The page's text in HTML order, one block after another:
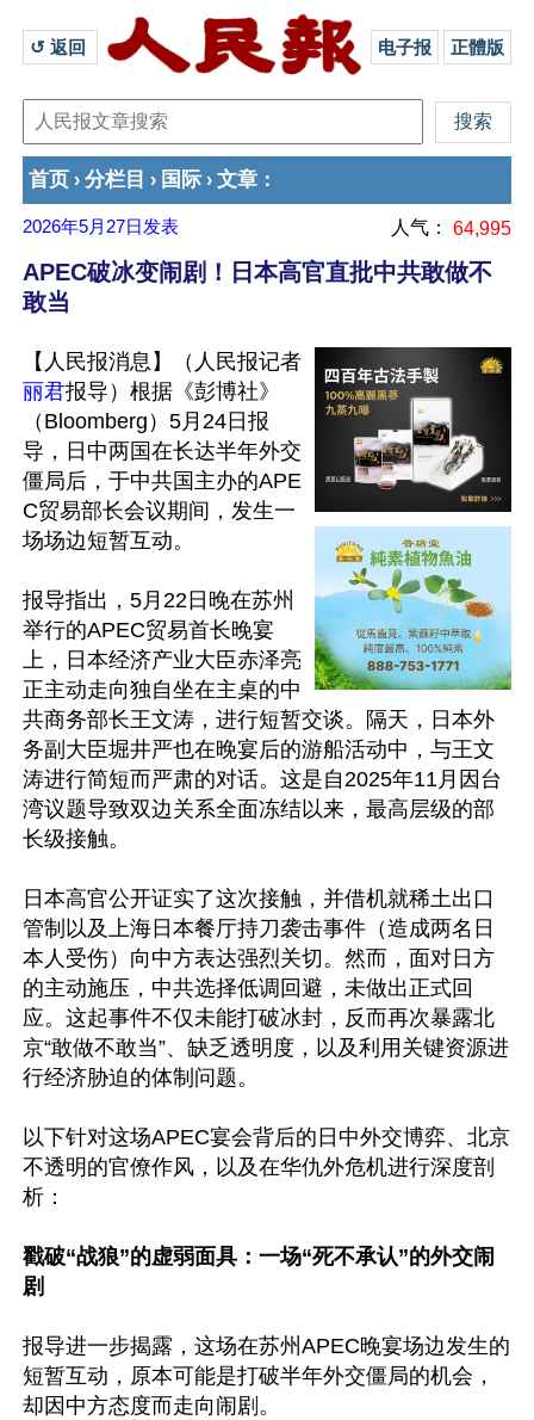
↺ 返回 电子报 正體版
首页 › 分栏目 › 国际 › 文章 ：
2026年5月27日 发表 人气： 64,995
APEC破冰变闹剧！日本高官直批中共敢做不
敢当
【人民报消息】（人民报记者
丽君报导）根据《彭博社》
（Bloomberg）5月24日报
导，日中两国在长达半年外交
僵局后，于中共国主办的APE
C贸易部长会议期间，发生一
场场边短暂互动。
报导指出，5月22日晚在苏州
举行的APEC贸易首长晚宴
上，日本经济产业大臣赤泽亮
正主动走向独自坐在主桌的中
共商务部长王文涛，进行短暂交谈。隔天，日本外
务副大臣堀井严也在晚宴后的游船活动中，与王文
涛进行简短而严肃的对话。这是自2025年11月因台
湾议题导致双边关系全面冻结以来，最高层级的部
长级接触。
日本高官公开证实了这次接触，并借机就稀土出口
管制以及上海日本餐厅持刀袭击事件（造成两名日
本人受伤）向中方表达强烈关切。然而，面对日方
的主动施压，中共选择低调回避，未做出正式回
应。这起事件不仅未能打破冰封，反而再次暴露北
京“敢做不敢当”、缺乏透明度，以及利用关键资源进
行经济胁迫的体制问题。
以下针对这场APEC宴会背后的日中外交博弈、北京
不透明的官僚作风，以及在华仇外危机进行深度剖
析：
戳破“战狼”的虚弱面具：一场“死不承认”的外交闹
剧
报导进一步揭露，这场在苏州APEC晚宴场边发生的
短暂互动，原本可能是打破半年外交僵局的机会，
却因中方态度而走向闹剧。